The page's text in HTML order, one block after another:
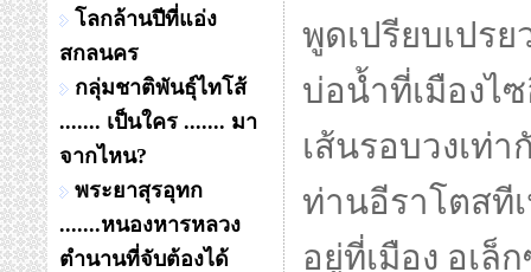
โลกล้านปีที่แอ่ง
สกลนคร
กลุ่มชาติพันธุ์ไทโส้
....... เป็นใคร ....... มา
จากไหน?
พระยาสุรอุทก
.......หนองหารหลวง
ตำนานที่จับต้องได้
พูดเปรียบเปร
บ่อน้ำที่เมืองไ
เส้นรอบวงเท่า
ท่านอีราโตสที
อยู่ที่เมือง อเล็